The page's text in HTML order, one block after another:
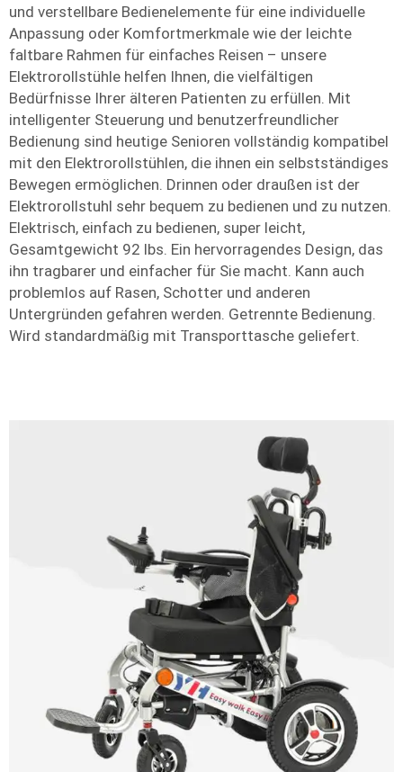
und verstellbare Bedienelemente für eine individuelle
Anpassung oder Komfortmerkmale wie der leichte
faltbare Rahmen für einfaches Reisen – unsere
Elektrorollstühle helfen Ihnen, die vielfältigen
Bedürfnisse Ihrer älteren Patienten zu erfüllen. Mit
intelligenter Steuerung und benutzerfreundlicher
Bedienung sind heutige Senioren vollständig kompatibel
mit den Elektrorollstühlen, die ihnen ein selbstständiges
Bewegen ermöglichen. Drinnen oder draußen ist der
Elektrorollstuhl sehr bequem zu bedienen und zu nutzen.
Elektrisch, einfach zu bedienen, super leicht,
Gesamtgewicht 92 lbs. Ein hervorragendes Design, das
ihn tragbarer und einfacher für Sie macht. Kann auch
problemlos auf Rasen, Schotter und anderen
Untergründen gefahren werden. Getrennte Bedienung.
Wird standardmäßig mit Transporttasche geliefert.